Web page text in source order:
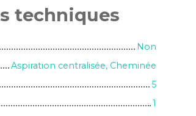
techniques
Non
Aspiration centralisée, Cheminée
5
1